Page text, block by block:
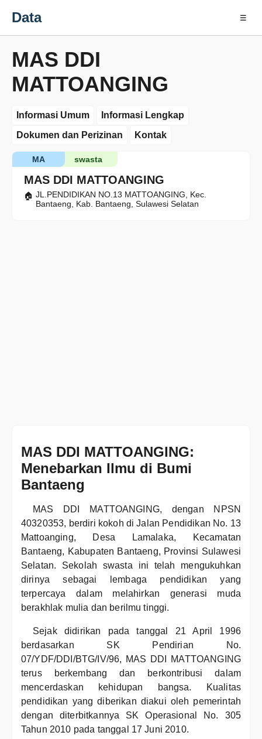
Data ☰
MAS DDI
MATTOANGING
Informasi Umum
Informasi Lengkap
Dokumen dan Perizinan
Kontak
MAS DDI MATTOANGING
swasta
MA
JL.PENDIDIKAN NO.13 MATTOANGING, Kec.
Bantaeng, Kab. Bantaeng, Sulawesi Selatan
MAS DDI MATTOANGING:
Menebarkan Ilmu di Bumi
Bantaeng
MAS DDI MATTOANGING, dengan NPSN
40320353, berdiri kokoh di Jalan Pendidikan No. 13
Mattoanging, Desa Lamalaka, Kecamatan
Bantaeng, Kabupaten Bantaeng, Provinsi Sulawesi
Selatan. Sekolah swasta ini telah mengukuhkan
dirinya sebagai lembaga pendidikan yang
terpercaya dalam melahirkan generasi muda
berakhlak mulia dan berilmu tinggi.
Sejak didirikan pada tanggal 21 April 1996
berdasarkan SK Pendirian No.
07/YDF/DDI/BTG/IV/96, MAS DDI MATTOANGING
terus berkembang dan berkontribusi dalam
mencerdaskan kehidupan bangsa. Kualitas
pendidikan yang diberikan diakui oleh pemerintah
dengan diterbitkannya SK Operasional No. 305
Tahun 2010 pada tanggal 17 Juni 2010.